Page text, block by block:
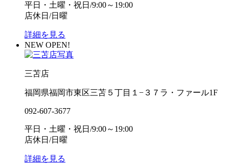
平日・土曜・祝日/9:00～19:00
店休日/日曜
詳細を見る
NEW OPEN!
三苫店
福岡県福岡市東区三苫５丁目１−３７ラ・ファール1F
092-607-3677
平日・土曜・祝日/9:00～19:00
店休日/日曜
詳細を見る